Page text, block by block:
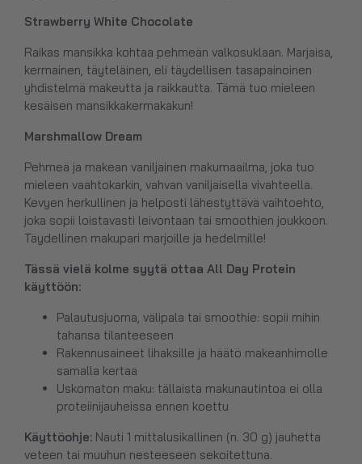
Strawberry White Chocolate
Raikas mansikka kohtaa pehmeän valkosuklaan. Marjaisa,
kermainen, täyteläinen, eli täydellisen tasapainoinen
yhdistelmä makeutta ja raikkautta. Tämä tuo mieleen
kesäisen mansikkakermakakun!
Marshmallow Dream
Pehmeä ja makean vaniljainen makumaailma, joka tuo
mieleen vaahtokarkin, vahvan vaniljaisella vivahteella.
Kevyen herkullinen ja helposti lähestyttävä vaihtoehto,
joka sopii loistavasti leivontaan tai smoothien joukkoon.
Täydellinen makupari marjoille ja hedelmille!
Tässä vielä kolme syytä ottaa All Day Protein
käyttöön:
Palautusjuoma, välipala tai smoothie: sopii mihin
tahansa tilanteeseen
Rakennusaineet lihaksille ja häätö makeanhimolle
samalla kertaa
Uskomaton maku: tällaista makunautintoa ei olla
proteiinijauheissa ennen koettu
Käyttöohje: Nauti 1 mittalusikallinen (n. 30 g) jauhetta
veteen tai muuhun nesteeseen sekoitettuna.